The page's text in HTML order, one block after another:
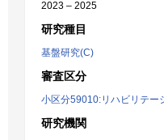
2023 – 2025
研究種目
基盤研究(C)
審査区分
小区分59010:リハビリテー
研究機関